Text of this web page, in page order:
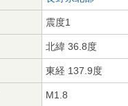
震度1
北緯 36.8度
東経 137.9度
M1.8